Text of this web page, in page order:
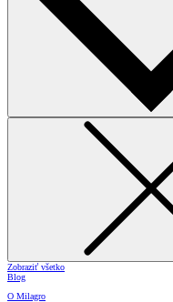
Zobraziť všetko
Blog
O Milagro